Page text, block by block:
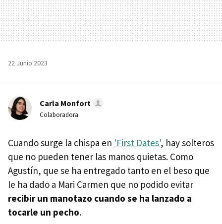
22 Junio 2023
Carla Monfort
Colaboradora
Cuando surge la chispa en 'First Dates', hay solteros
que no pueden tener las manos quietas. Como
Agustín, que se ha entregado tanto en el beso que
le ha dado a Mari Carmen que no podido evitar
recibir un manotazo cuando se ha lanzado a
tocarle un pecho.